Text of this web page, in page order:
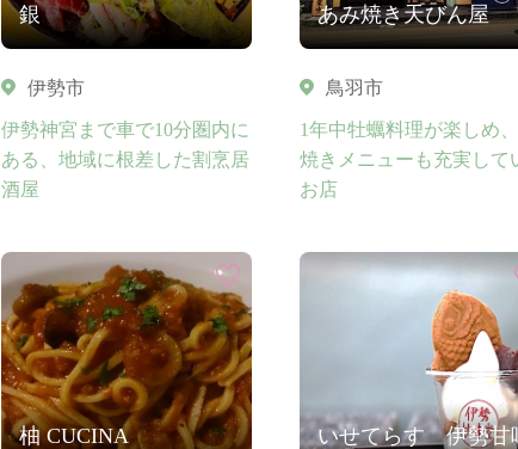
銀
伊勢市
伊勢神宮まで車で10分圏内に
ある、地域に根差した割烹居
酒屋
あみ焼き天びん屋
鳥羽市
1年中牡蠣料理が楽しめ
焼きメニューも充実して
お店
柚 CUCINA
いせてらす 伊勢甘